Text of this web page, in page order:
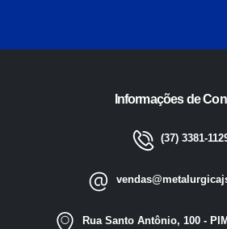
Informações de
(37) 3381-
Rua Santo Antônio, 100 -